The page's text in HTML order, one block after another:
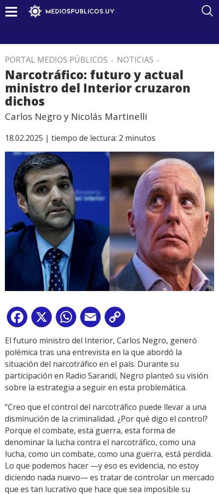
PORTAL MEDIOS PÚBLICOS . NOTICIAS .
Narcotráfico: futuro y actual
ministro del Interior cruzaron
dichos
Carlos Negro y Nicolás Martinelli
18.02.2025 | tiempo de lectura: 2 minutos
Facebook
X WhatsApp
Email
Link
El futuro ministro del Interior, Carlos Negro, generó
polémica tras una entrevista en la que abordó la
situación del narcotráfico en el país. Durante su
participación en Radio Sarandí, Negro planteó su visión
sobre la estrategia a seguir en esta problemática.
“Creo que el control del narcotráfico puede llevar a una
disminución de la criminalidad. ¿Por qué digo el control?
Porque el combate, esta guerra, esta forma de
denominar la lucha contra el narcotráfico, como una
lucha, como un combate, como una guerra, está perdida.
Lo que podemos hacer —y eso es evidencia, no estoy
diciendo nada nuevo— es tratar de controlar un mercado
que es tan lucrativo que hace que sea imposible su